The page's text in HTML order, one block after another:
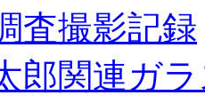
査撮影記録
郎関連ガ